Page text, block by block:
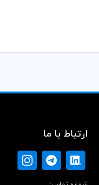
ارتباط با ما